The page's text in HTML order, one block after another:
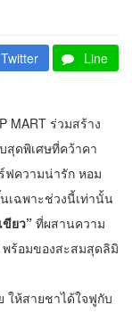
Twitter Line
MART ร่วมสร้าง
สุดพิเศษที่คว้าคา
ฟความน่ารัก หอม
เฉพาะช่วงนี้เท่านั้น
ยว”ที่ผสานความ
ร้อมของสะสมสุดลิมิ
ให้สายชาได้ใจฟูกับ